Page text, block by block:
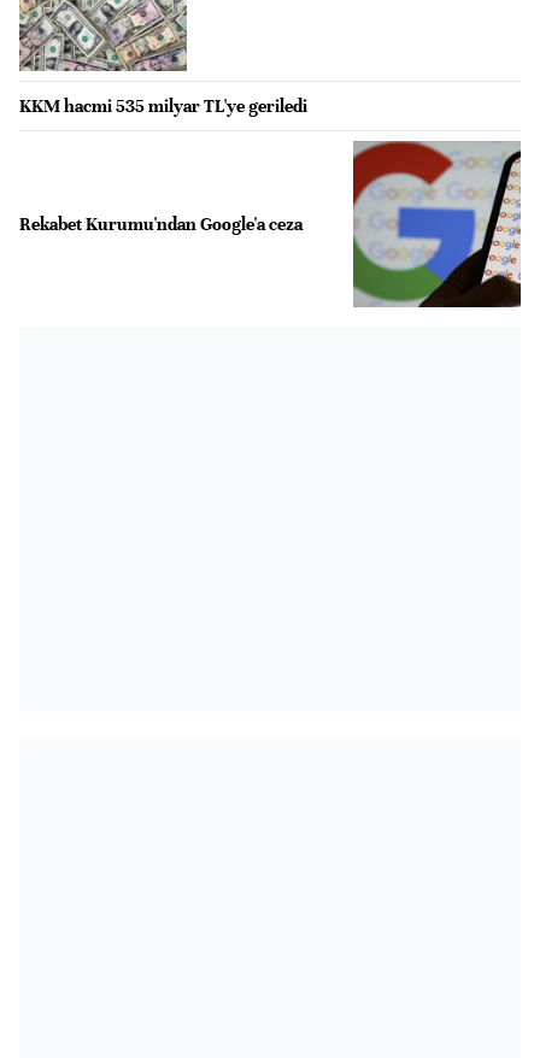
KKM hacmi 535 milyar TL'ye geriledi
Rekabet Kurumu'ndan Google'a ceza